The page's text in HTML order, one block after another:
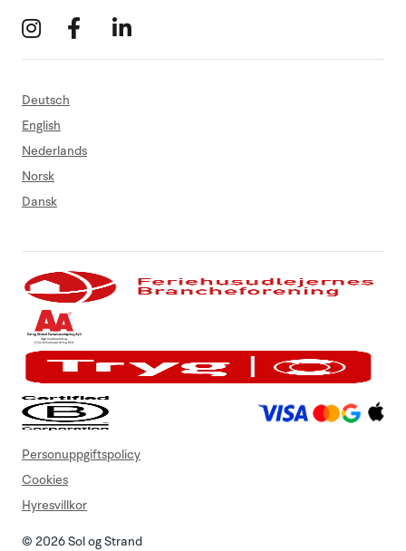
Deutsch
English
Nederlands
Norsk
Dansk
© 2026 Sol og Strand
Personuppgiftspolicy
Cookies
Hyresvillkor